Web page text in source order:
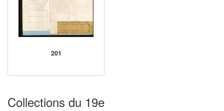
201
Collections du 19e